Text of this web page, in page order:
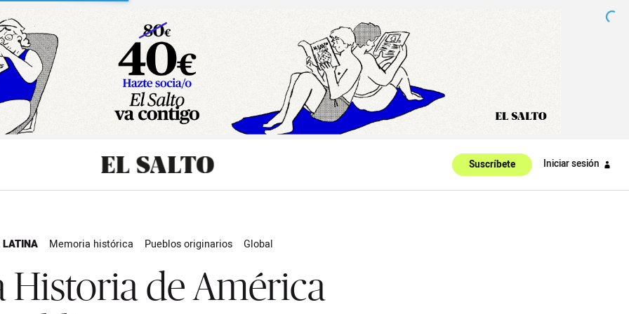
Suscríbete Iniciar sesión
LATINA Memoria histórica Pueblos originarios Global
Historia de América